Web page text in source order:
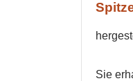
Sie